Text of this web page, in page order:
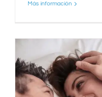
Más información